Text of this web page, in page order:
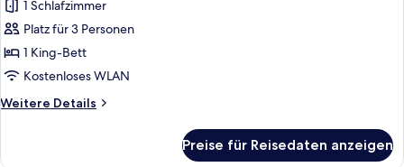
Premium-
Zimmer,
1 King-
Bett
1 Schlafzimmer
Platz für 3 Personen
1 King-Bett
Kostenloses WLAN
Weitere Details
Weitere
Preise für Reisedaten anzeigen